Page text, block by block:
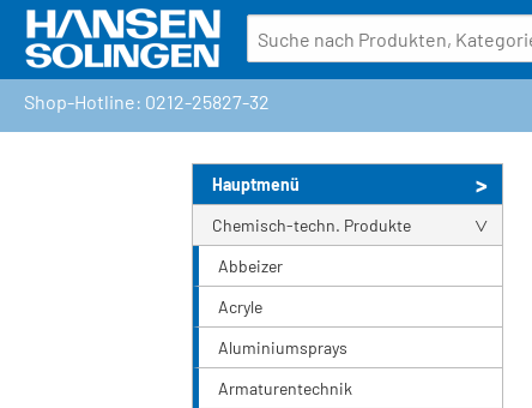
Shop-Hotline: 0212-25827-32
Hauptmenü
Chemisch-techn. Produkte
Abbeizer
Acryle
Aluminiumsprays
Armaturentechnik